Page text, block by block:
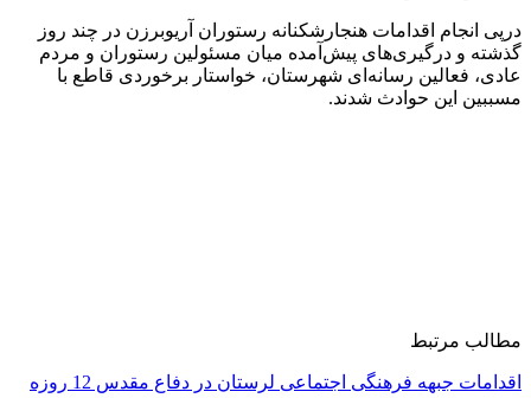
درپی انجام اقدامات هنجارشکنانه رستوران آریوبرزن در چند روز
گذشته و درگیری‌های پیش‌آمده میان مسئولین رستوران و مردم
عادی، فعالین رسانه‌‌ای شهرستان، خواستار برخوردی قاطع با
مسببین این حوادث شدند.
مطالب مرتبط
اقدامات جبهه فرهنگی اجتماعی لرستان در دفاع مقدس 12 روزه